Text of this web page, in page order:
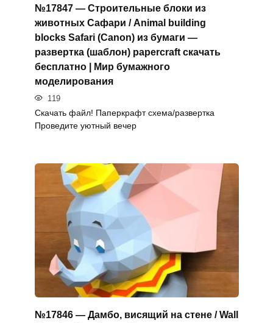
№17847 — Строительные блоки из
животных Сафари / Animal building
blocks Safari (Canon) из бумаги —
развертка (шаблон) papercraft скачать
бесплатно | Мир бумажного
моделирования
119
Скачать файл! Паперкрафт схема/развертка
Проведите уютный вечер
№17846 — Дамбо, висящий на стене / Wall